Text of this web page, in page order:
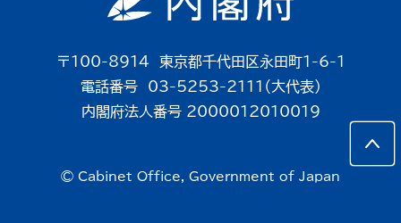
〒100-8914 東京都千代田区永田町1-6-1
電話番号 03-5253-2111（大代表）
内閣府法人番号 2000012010019
© Cabinet Office, Government of Japan